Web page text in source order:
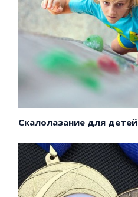
Скалолазание для детей